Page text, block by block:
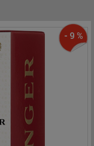
- 9 %